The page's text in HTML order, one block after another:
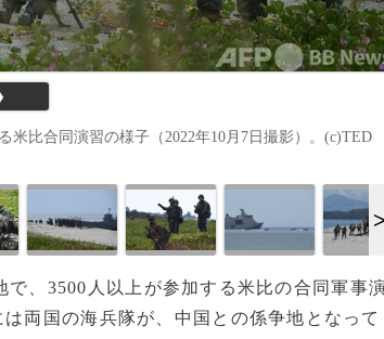
比合同演習の様子（2022年10月7日撮影）。(c)TED
で、3500人以上が参加する米比の合同軍事
両国の海兵隊が、中国との係争地となって